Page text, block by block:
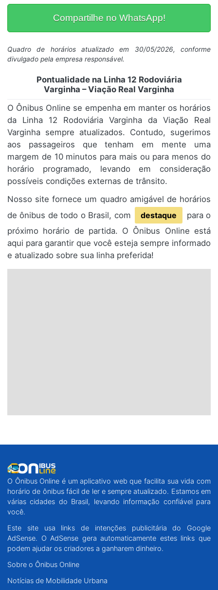
Compartilhe no WhatsApp!
Quadro de horários atualizado em 30/05/2026, conforme
divulgado pela empresa responsável.
Pontualidade na Linha 12 Rodoviária
Varginha – Viação Real Varginha
O Ônibus Online se empenha em manter os horários
da Linha 12 Rodoviária Varginha da Viação Real
Varginha sempre atualizados. Contudo, sugerimos
aos passageiros que tenham em mente uma
margem de 10 minutos para mais ou para menos do
horário programado, levando em consideração
possíveis condições externas de trânsito.
Nosso site fornece um quadro amigável de horários
de ônibus de todo o Brasil, com
destaque
para o
próximo horário de partida. O Ônibus Online está
aqui para garantir que você esteja sempre informado
e atualizado sobre sua linha preferida!
O Ônibus Online é um aplicativo web que facilita sua vida com
horário de ônibus fácil de ler e sempre atualizado. Estamos em
várias cidades do Brasil, levando informação confiável para
você.
Este site usa links de intenções publicitária do Google
AdSense. O AdSense gera automaticamente estes links que
podem ajudar os criadores a ganharem dinheiro.
Sobre o Ônibus Online
Notícias de Mobilidade Urbana